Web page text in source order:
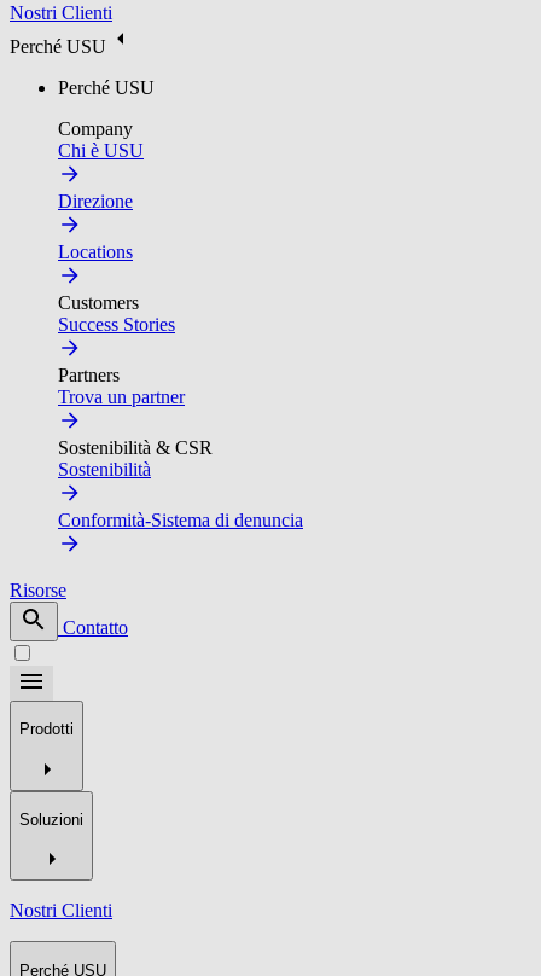
Nostri Clienti
Perché USU
Perché USU
Company
Chi è USU
Direzione
Locations
Customers
Success Stories
Partners
Trova un partner
Sostenibilità & CSR
Sostenibilità
Conformità-Sistema di denuncia
Risorse
Contatto
Prodotti
Soluzioni
Nostri Clienti
Perché USU